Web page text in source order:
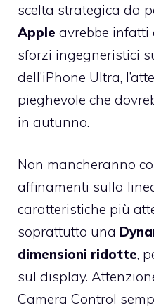
scelta strategica da
Apple avrebbe infatti
sforzi ingegneristici
dell’iPhone Ultra,
pieghevole che
in autunno.
Non mancheranno
affinamenti sulla
caratteristiche più
soprattutto una
dimensioni ridotte,
sul display.
Camera Control